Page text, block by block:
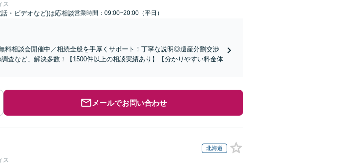
ス
・ビデオなど)は応相談営業時間：09:00~20:00（平日）
料相談会開催中／相続全般を手厚くサポート！丁寧な説明◎遺産分割交渉
査など、解決多数！【1500件以上の相談実績あり】【分かりやすい料金体
メールでお問い合わせ
北海道
ス